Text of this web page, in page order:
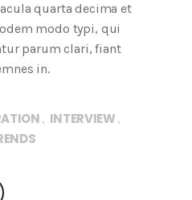
quarta decima et
modo typi, qui
parum clari, fiant
in.
, INTERVIEW ,